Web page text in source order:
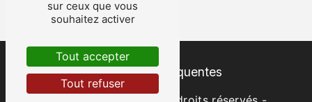
pour plus d’informations sur vos droits.
Recherches fréquentes
sur ceux que vous
souhaitez activer
Tout accepter
Tout refuser